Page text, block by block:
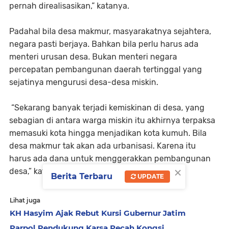
pernah direalisasikan,” katanya.
Padahal bila desa makmur, masyarakatnya sejahtera,
negara pasti berjaya. Bahkan bila perlu harus ada
menteri urusan desa. Bukan menteri negara
percepatan pembangunan daerah tertinggal yang
sejatinya mengurusi desa-desa miskin.
“Sekarang banyak terjadi kemiskinan di desa, yang
sebagian di antara warga miskin itu akhirnya terpaksa
memasuki kota hingga menjadikan kota kumuh. Bila
desa makmur tak akan ada urbanisasi. Karena itu
harus ada dana untuk menggerakkan pembangunan
desa,” katanya.
Lihat juga
KH Hasyim Ajak Rebut Kursi Gubernur Jatim
×
Berita Terbaru UPDATE